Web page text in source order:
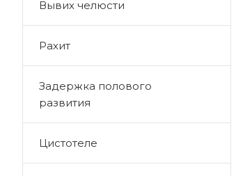
Вывих челюсти
Рахит
Задержка полового
развития
Цистотеле